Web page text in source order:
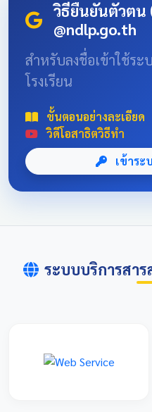
top: 10px; } .news-card-single::after { content: "🏆";
position: absolute; font-size: 8rem; bottom: -20px; right:
center; font-family: 'Sarabun', sans-serif; padding: 20px;
max-width: 800px; margin: 0 auto; } 📌 ข่าวประชาสัมพันธ์
แข่งขันและดูรายละเอียดเพิ่มเติม การแข่งขันศิลปหัตถ
นักเรียนครั้งที่ 73 โซนอุบลเ
วิธียืนยันตัวตน
@ndlp.go.th
สำหรับลงชื่อเข้าใช้ระ
โรงเรียน
ขั้นตอนอย่างละเอียด
วิดีโอสาธิตวิธีทำ
เข้าร
ระบบบริการสา